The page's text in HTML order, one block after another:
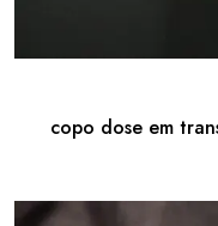
copo dose em